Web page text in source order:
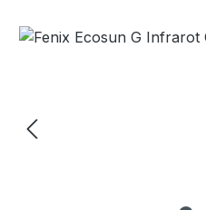
Bildergalerie überspringen